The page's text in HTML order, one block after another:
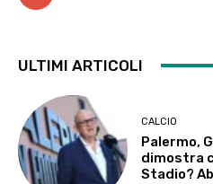
ULTIMI ARTICOLI
CALCIO
Palermo,
dimostra
Stadio?